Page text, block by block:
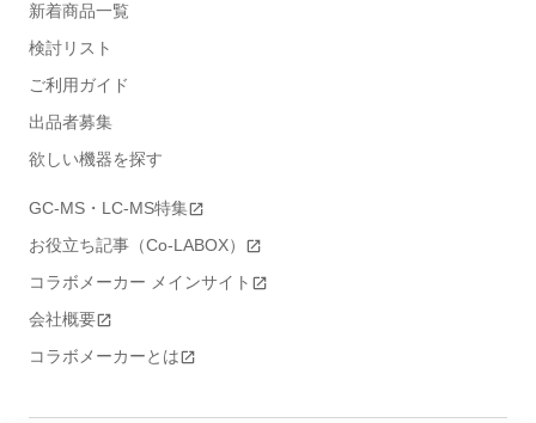
新着商品一覧
検討リスト
ご利用ガイド
出品者募集
欲しい機器を探す
GC-MS・LC-MS特集
お役立ち記事（Co-LABOX）
コラボメーカー メインサイト
会社概要
コラボメーカーとは